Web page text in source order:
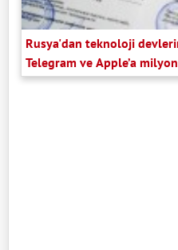
Rusya'dan teknoloji
Telegram ve Apple’a